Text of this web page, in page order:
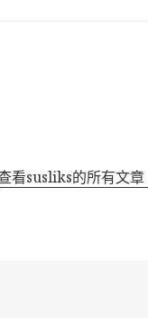
看susliks的所有文章